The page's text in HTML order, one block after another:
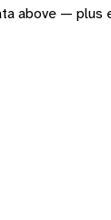
above — plus